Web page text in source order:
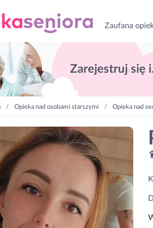
Zaufana
Zarejestruj się
Opieka nad osobami starszymi Opieka nad